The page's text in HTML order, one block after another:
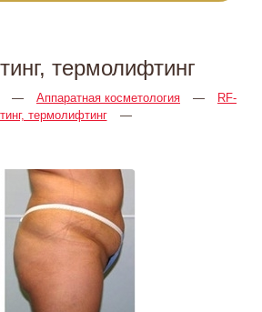
термолифтинг
— Аппаратная косметология —
RF-
термолифтинг
—